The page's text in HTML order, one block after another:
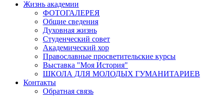
Жизнь академии
ФОТОГАЛЕРЕЯ
Общие сведения
Духовная жизнь
Студенческий совет
Академический хор
Православные просветительские курсы
Выставка "Моя История"
ШКОЛА ДЛЯ МОЛОДЫХ ГУМАНИТАРИЕВ
Контакты
Обратная связь